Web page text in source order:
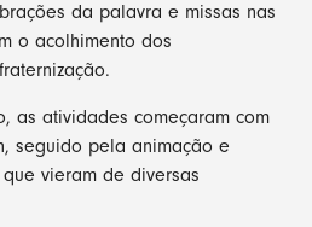
da palavra e missas nas
o acolhimento dos
as atividades começaram com
seguido pela animação e
vieram de diversas